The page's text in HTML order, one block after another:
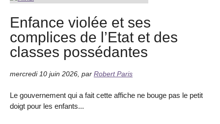
Enfance violée et ses
complices de l’Etat et des
classes possédantes
mercredi 10 juin 2026 par Robert Paris
Le gouvernement qui a fait cette affiche ne bouge pas le petit
doigt pour les enfants...